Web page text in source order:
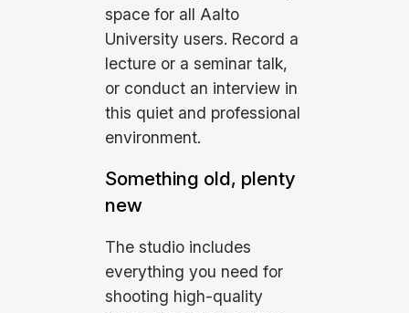
space for all Aalto
University users. Record a
lecture or a seminar talk,
or conduct an interview in
this quiet and professional
environment.
Something old, plenty
new
The studio includes
everything you need for
shooting high-quality